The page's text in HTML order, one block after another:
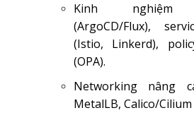
Kinh nghiệm
(ArgoCD/Flux),
(Istio, Linkerd),
(OPA).
Networking nâng
MetalLB, Calico/Cilium